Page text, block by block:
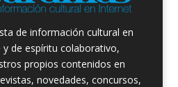
de información cultural en
de espíritu colaborativo,
propios contenidos en
novedades, concursos,